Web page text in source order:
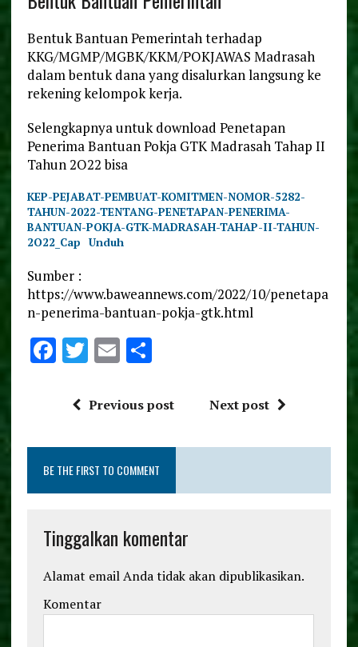
Bentuk Bantuan Pemerintah terhadap
KKG/MGMP/MGBK/KKM/POKJAWAS Madrasah
dalam bentuk dana yang disalurkan langsung ke
rekening kelompok kerja.
Selengkapnya untuk download Penetapan
Penerima Bantuan Pokja GTK Madrasah Tahap II
Tahun 2O22 bisa
KEP-PEJABAT-PEMBUAT-KOMITMEN-NOMOR-5282-
TAHUN-2022-TENTANG-PENETAPAN-PENERIMA-
BANTUAN-POKJA-GTK-MADRASAH-TAHAP-II-TAHUN-
2O22_Cap
Unduh
Sumber :
https://www.baweannews.com/2022/10/penetapa
n-penerima-bantuan-pokja-gtk.html
F
ce
o
o
k
T
it
r
E
ai
S
a
Previous post Next post
BE THE FIRST TO COMMENT
Tinggalkan komentar
Alamat email Anda tidak akan dipublikasikan.
Komentar